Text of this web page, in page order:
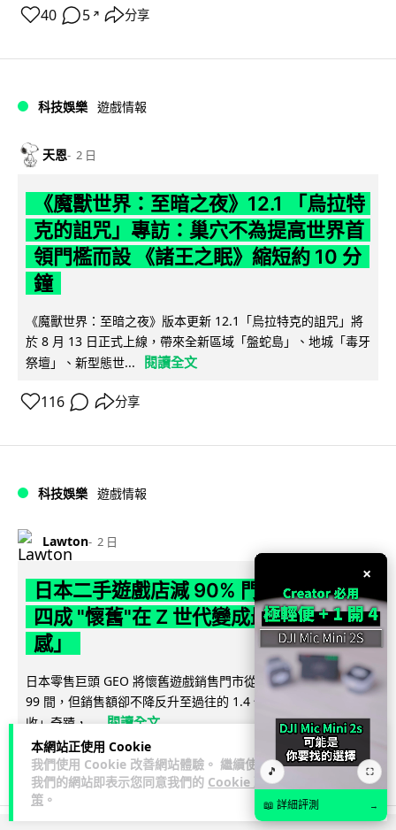
本網站正使用 Cookie
我們使用 Cookie 改善網站體驗。 繼續使用
我們的網站即表示您同意我們的 Cookie 政
策 。
40 5 ↗ 分享
科技娛樂 遊戲情報
天恩 2 日
《魔獸世界：至暗之夜》12.1 「烏拉特
克的詛咒」專訪：巢穴不為提高世界首
領門檻而設 《諸王之眠》縮短約 10 分
鐘
《魔獸世界：至暗之夜》版本更新 12.1「烏拉特克的詛咒」將
於 8 月 13 日正式上線，帶來全新區域「盤蛇島」、地城「毒牙
祭壇」、新型態世...
閱讀全文
116 分享
科技娛樂 遊戲情報
Lawton 2 日
日本二手遊戲店減 90% 門市 業績反增
四成 "懷舊"在 Z 世代變成最潮「新鮮
感」
日本零售巨頭 GEO 將懷舊遊戲銷售門市從 1,000 間大幅減至
99 間，但銷售額卻不降反升至過往的 1.4 倍。做到「減店增
收」奇蹟，... 閱讀全文
268 20 ↗ 分享
×
🎵 ⛶
📖 詳細評測 →